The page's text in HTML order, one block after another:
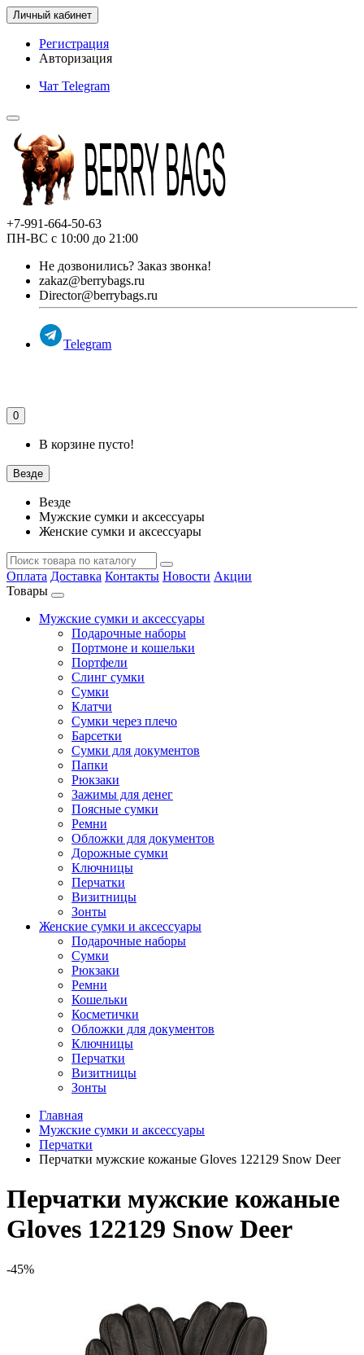
Личный кабинет
Регистрация
Авторизация
Чат Telegram
+7-991-664-50-63
ПН-ВС с 10:00 до 21:00
Не дозвонились? Заказ звонка!
zakaz@berrybags.ru
Director@berrybags.ru
Telegram
0
В корзине пусто!
Везде
Везде
Мужские сумки и аксессуары
Женские сумки и аксессуары
Оплата Доставка Контакты Новости Акции
Товары
Мужские сумки и аксессуары
Подарочные наборы
Портмоне и кошельки
Портфели
Слинг сумки
Сумки
Клатчи
Сумки через плечо
Барсетки
Сумки для документов
Папки
Рюкзаки
Зажимы для денег
Поясные сумки
Ремни
Обложки для документов
Дорожные сумки
Ключницы
Перчатки
Визитницы
Зонты
Женские сумки и аксессуары
Подарочные наборы
Сумки
Рюкзаки
Ремни
Кошельки
Косметички
Обложки для документов
Ключницы
Перчатки
Визитницы
Зонты
Главная
Мужские сумки и аксессуары
Перчатки
Перчатки мужские кожаные Gloves 122129 Snow Deer
Перчатки мужские кожаные
Gloves 122129 Snow Deer
-45%